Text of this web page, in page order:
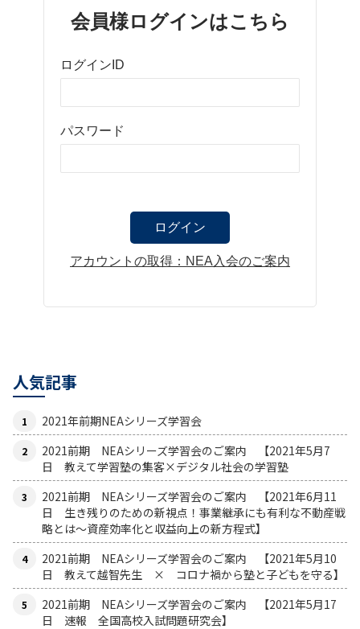
会員様ログインはこちら
ログインID
パスワード
アカウントの取得：NEA入会のご案内
人気記事
2021年前期NEAシリーズ学習会
2021前期 NEAシリーズ学習会のご案内 【2021年5月7
日 教えて学習塾の集客×デジタル社会の学習塾
2021前期 NEAシリーズ学習会のご案内 【2021年6月11
日 生き残りのための新視点！事業継承にも有利な不動産戦
略とは〜資産効率化と収益向上の新方程式】
2021前期 NEAシリーズ学習会のご案内 【2021年5月10
日 教えて越智先生 × コロナ禍から塾と子どもを守る】
2021前期 NEAシリーズ学習会のご案内 【2021年5月17
日 速報 全国高校入試問題研究会】